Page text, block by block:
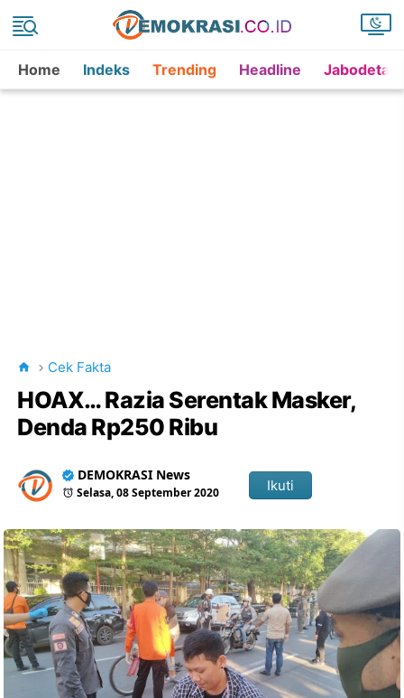
Home Indeks Trending Headline
Cek Fakta
HOAX… Razia Serentak Masker,
Denda Rp250 Ribu
DEMOKRASI News
Selasa, 08 September 2020 Ikuti